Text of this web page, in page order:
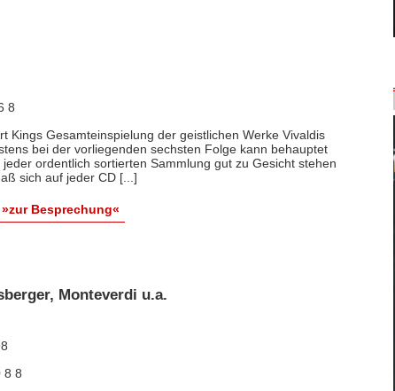
8
Kings Gesamteinspielung der geistlichen Werke Vivaldis
bei der vorliegenden sechsten Folge kann behauptet
ordentlich sortierten Sammlung gut zu Gesicht stehen
sich auf jeder CD [...]
»zur Besprechung«
Monteverdi u.a.
8 8